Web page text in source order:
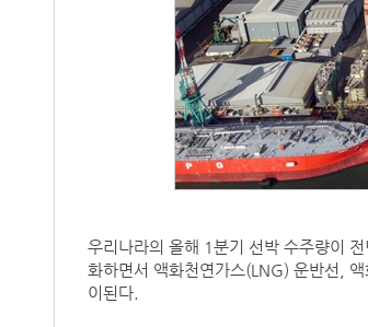
우리나라의 올해 1분기 선박 수주량이
화하면서 액화천연가스(LNG) 운반선,
이된다.